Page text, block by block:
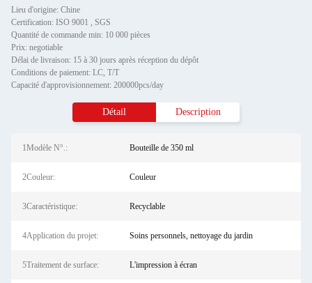
Lieu d'origine: Chine
Certification: ISO 9001 , SGS
Quantité de commande min: 10 000 pièces
Prix: negotiable
Délai de livraison: 15 à 30 jours après réception du dépôt
Conditions de paiement: LC, T/T
Capacité d'approvisionnement: 200000pcs/day
Détail Description
1Modèle N°.: Bouteille de 350 ml
2Couleur: Couleur
3Caractéristique: Recyclable
4Application du projet: Soins personnels, nettoyage du jardin
5Traitement de surface: L'impression à écran